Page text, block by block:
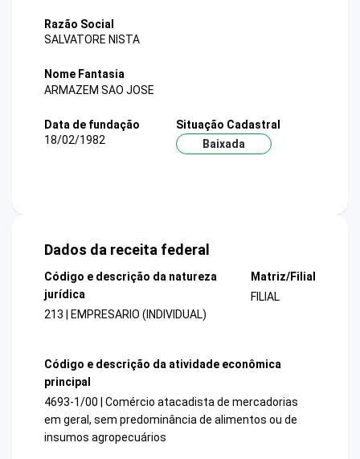
Razão Social
SALVATORE NISTA
Nome Fantasia
ARMAZEM SAO JOSE
Data de fundação
18/02/1982
Situação Cadastral
Baixada
Dados da receita federal
Código e descrição da natureza
jurídica
213 | EMPRESARIO (INDIVIDUAL)
Matriz/Filial
FILIAL
Código e descrição da atividade econômica
principal
4693-1/00 | Comércio atacadista de mercadorias
em geral, sem predominância de alimentos ou de
insumos agropecuários